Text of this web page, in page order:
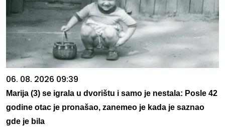
06. 08. 2026 09:39
Marija (3) se igrala u dvorištu i samo je nestala: Posle 42
godine otac je pronašao, zanemeo je kada je saznao
gde je bila